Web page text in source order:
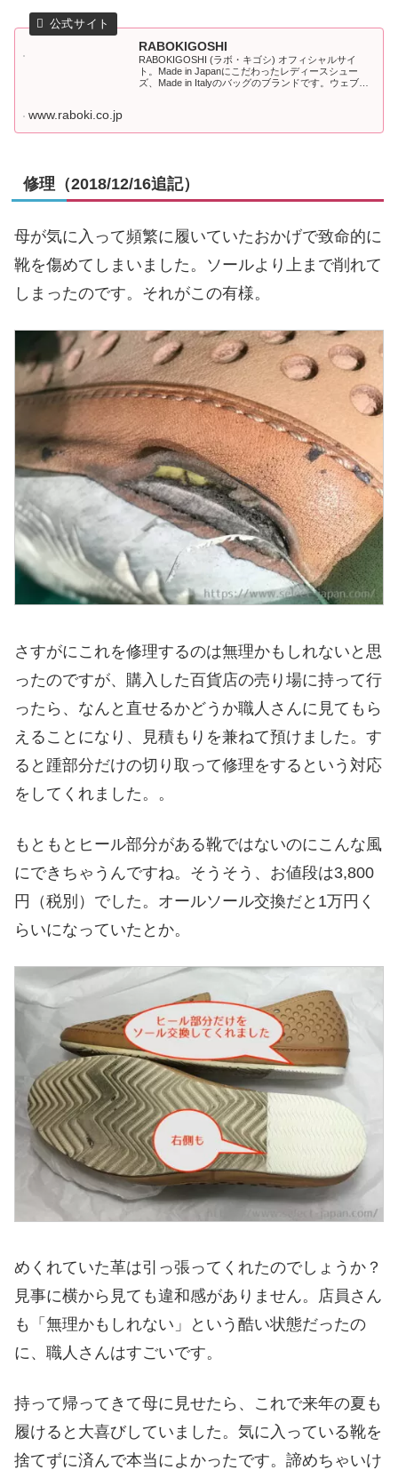
RABOKIGOSHI
RABOKIGOSHI (ラボ・キゴシ) オフィシャルサイ
ト。Made in Japanにこだわったレディースシュー
ズ、Made in Italyのバッグのブランドです。ウェブス
www.raboki.co.jp
修理（2018/12/16追記）
母が気に入って頻繁に履いていたおかげで致命的に
靴を傷めてしまいました。ソールより上まで削れて
しまったのです。それがこの有様。
さすがにこれを修理するのは無理かもしれないと思
ったのですが、購入した百貨店の売り場に持って行
ったら、なんと直せるかどうか職人さんに見てもら
えることになり、見積もりを兼ねて預けました。す
ると踵部分だけの切り取って修理をするという対応
をしてくれました。。
もともとヒール部分がある靴ではないのにこんな風
にできちゃうんですね。そうそう、お値段は3,800
円（税別）でした。オールソール交換だと1万円く
らいになっていたとか。
めくれていた革は引っ張ってくれたのでしょうか？
見事に横から見ても違和感がありません。店員さん
も「無理かもしれない」という酷い状態だったの
に、職人さんはすごいです。
持って帰ってきて母に見せたら、これで来年の夏も
履けると大喜びしていました。気に入っている靴を
捨てずに済んで本当によかったです。諦めちゃいけ